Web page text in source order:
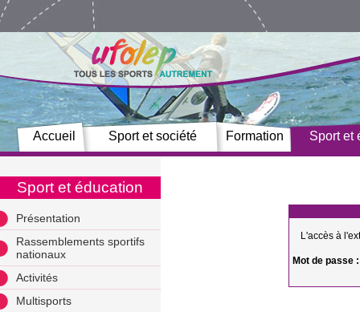
Accueil Sport et société Formation Sport et
Sport et éducation
Présentation
Rassemblements sportifs
nationaux
Activités
Multisports
L'accès à
Mot de passe